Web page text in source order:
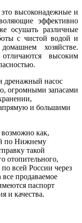
высоконадежные и
эффективно
осушать различные
с чистой водой и
хозяйстве.
высоким
дренажный насос
огромными запасами
и большими
как,
по Нижнему
такой
отопительного,
всей России через
продаваемое
паспорт
и качества.